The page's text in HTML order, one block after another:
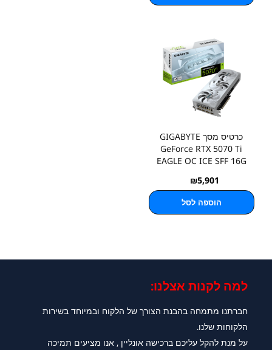
כרטיס מסך GIGABYTE
GeForce RTX 5070 Ti
EAGLE OC ICE SFF 16G
₪5,901
הוספה לסל
למה לקנות אצלנו:​
חברתנו מתמחה בהבנת הצורך של הלקוח ובמיוחד בשירות
הלקוחות שלנו.
על מנת להקל עליכם ברכישה אונליין , אנו מציעים תמיכה